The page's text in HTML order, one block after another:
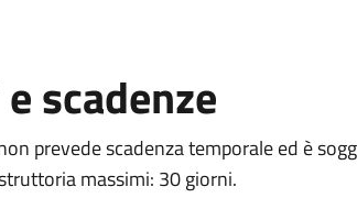
scadenze
prevede scadenza temporale ed è
massimi: 30 giorni.